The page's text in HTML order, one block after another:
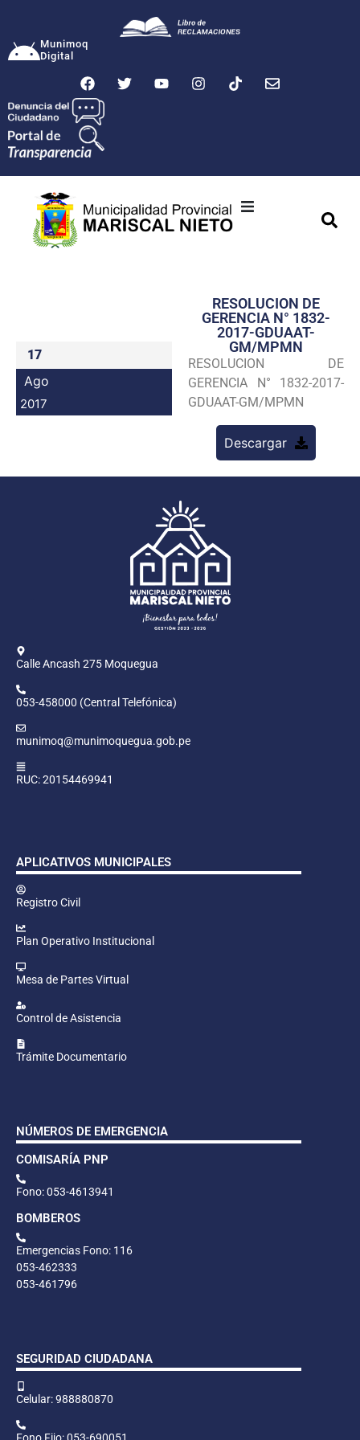
Munimoq
Digital
Transparencia
Seguridad
Programas
17
Ago
2017
RESOLUCION DE
GERENCIA N° 1832-
2017-GDUAAT-
GM/MPMN
RESOLUCION DE
GERENCIA N° 1832-2017-
GDUAAT-GM/MPMN
Descargar
Calle Ancash 275 Moquegua
053-458000 (Central Telefónica)
munimoq@munimoquegua.gob.pe
RUC: 20154469941
APLICATIVOS MUNICIPALES
Registro Civil
Plan Operativo Institucional
Mesa de Partes Virtual
Control de Asistencia
Trámite Documentario
NÚMEROS DE EMERGENCIA
COMISARÍA PNP
Fono: 053-4613941
BOMBEROS
Emergencias Fono: 116
053-462333
053-461796
SEGURIDAD CIUDADANA
Celular: 988880870
Fono Fijo: 053-690051